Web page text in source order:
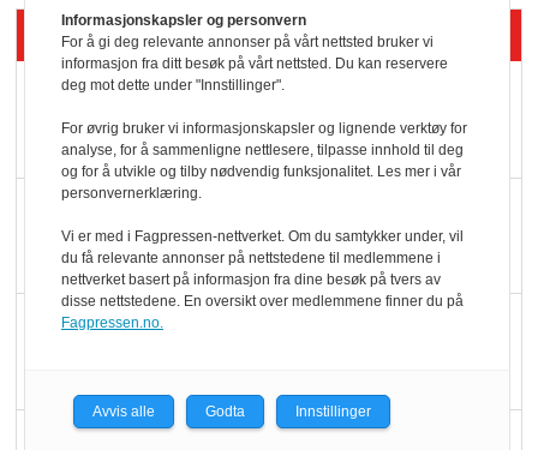
Siste artikler - Butikk i praksis
Rema-flaggskip
dundrer videre
ølsalget
Informasjonskapsler og personvern
For å gi deg relevante annonser på vårt nettsted bruker vi
informasjon fra ditt besøk på vårt nettsted. Du kan reservere
deg mot dette under "Innstillinger".
For øvrig bruker vi informasjonskapsler og lignende verktøy for
analyse, for å sammenligne nettlesere, tilpasse innhold til deg
og for å utvikle og tilby nødvendig funksjonalitet. Les mer i vår
personvernerklæring.
Vi er med i Fagpressen-nettverket. Om du samtykker under, vil
du få relevante annonser på nettstedene til medlemmene i
nettverket basert på informasjon fra dine besøk på tvers av
disse nettstedene. En oversikt over medlemmene finner du på
Fagpressen.no.
Avvis alle Godta Innstillinger